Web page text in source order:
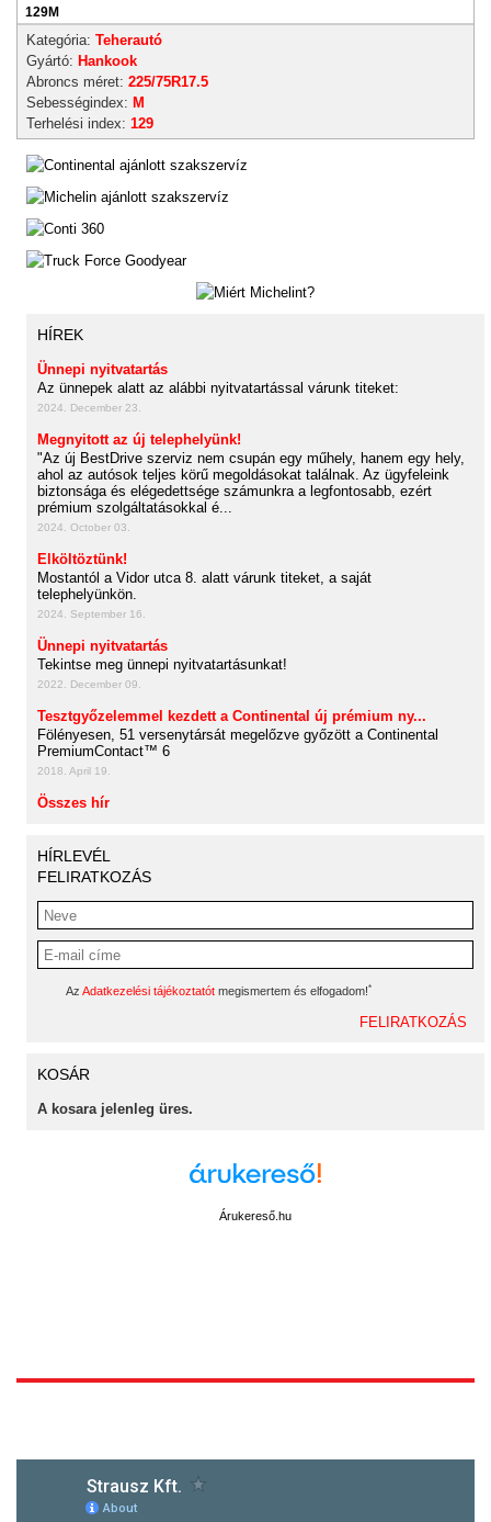
129M
Kategória: Teherautó
Gyártó: Hankook
Abroncs méret: 225/75R17.5
Sebességindex: M
Terhelési index: 129
HÍREK
Ünnepi nyitvatartás
Az ünnepek alatt az alábbi nyitvatartással várunk titeket:
2024. December 23.
Megnyitott az új telephelyünk!
"Az új BestDrive szerviz nem csupán egy műhely, hanem egy hely,
ahol az autósok teljes körű megoldásokat találnak. Az ügyfeleink
biztonsága és elégedettsége számunkra a legfontosabb, ezért
prémium szolgáltatásokkal é...
2024. October 03.
Elköltöztünk!
Mostantól a Vidor utca 8. alatt várunk titeket, a saját
telephelyünkön.
2024. September 16.
Ünnepi nyitvatartás
Tekintse meg ünnepi nyitvatartásunkat!
2022. December 09.
Tesztgyőzelemmel kezdett a Continental új prémium ny...
Fölényesen, 51 versenytársát megelőzve győzött a Continental
PremiumContact™ 6
2018. April 19.
Összes hír
HÍRLEVÉL
FELIRATKOZÁS
Az Adatkezelési tájékoztatót megismertem és elfogadom!*
KOSÁR
A kosara jelenleg üres.
Árukereső.hu